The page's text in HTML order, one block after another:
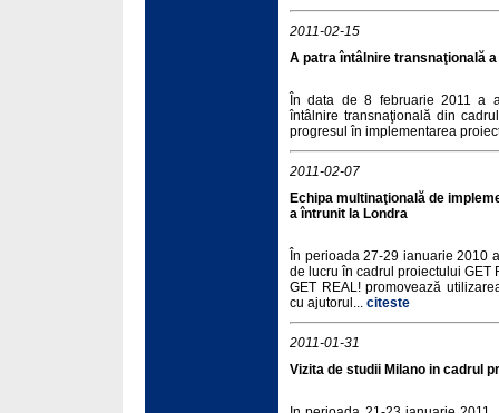
2011-02-15
A patra întâlnire transnaţională
În data de 8 februarie 2011 a
întâlnire transnaţională din
progresul în implementarea
2011-02-07
Echipa multinaţională de
a întrunit la Londra
În perioada 27-29 ianuarie 2010
de lucru în cadrul proiectului GET
GET REAL! promovează
cu ajutorul... citeste
2011-01-31
Vizita de studii Milano in cadrul